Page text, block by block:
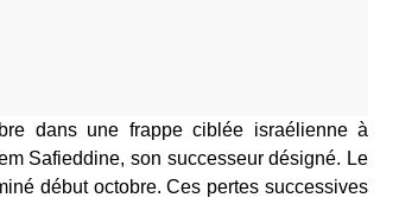
dans une frappe ciblée israélienne à
Safieddine, son successeur désigné. Le
début octobre. Ces pertes successives